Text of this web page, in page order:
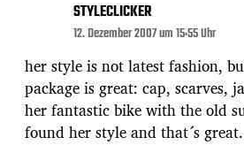
STYLECLICKER
12. Dezember 2007 um 15:55 Uhr
her style is not latest fashion,
package is great: cap, scarves,
her fantastic bike with the old
found her style and that´s great.